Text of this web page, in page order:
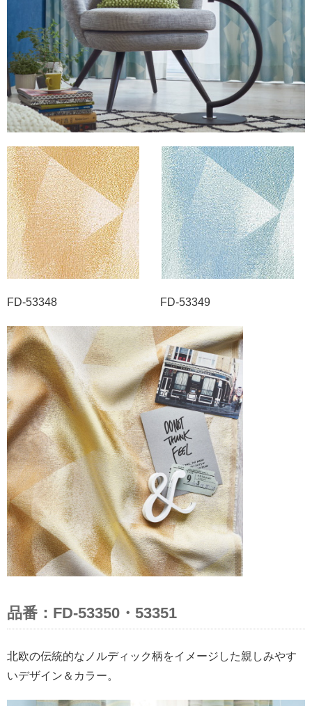
FD-53348 FD-53349
品番：FD-53350・53351
北欧の伝統的なノルディック柄をイメージした親しみやす
いデザイン＆カラー。